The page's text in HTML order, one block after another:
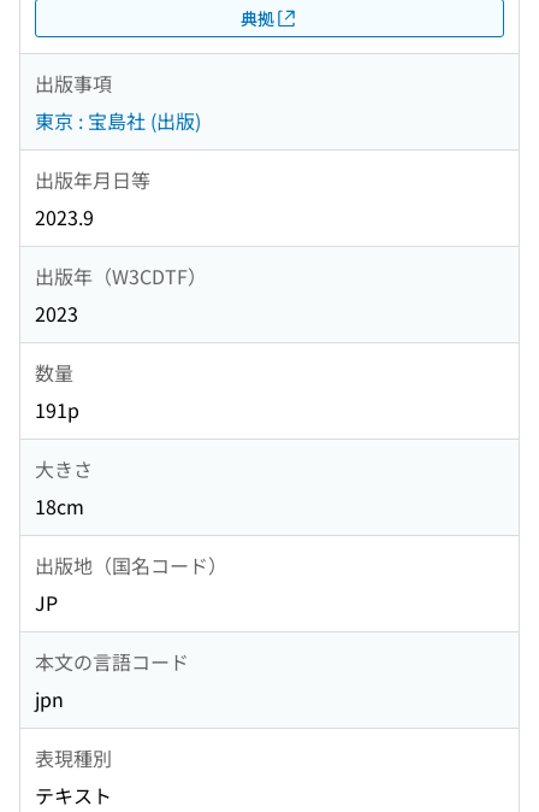
典拠
出版事項
東京 : 宝島社 (出版)
出版年月日等
2023.9
出版年（W3CDTF）
2023
数量
191p
大きさ
18cm
出版地（国名コード）
JP
本文の言語コード
jpn
表現種別
テキスト